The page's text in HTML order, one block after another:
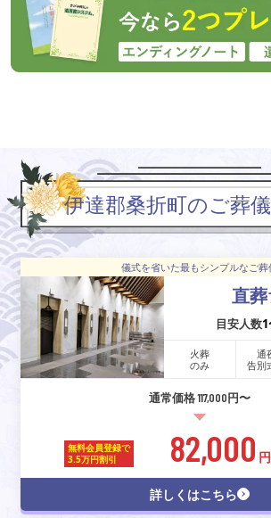
伊達郡桑折町のご葬
儀式を省いた最もシンプルなご葬
直葬
目安人数1
火葬
のみ
通
告別
通常価格 117,000円〜
無料会員登録で
3.5万円割引
82,000
詳しくはこちら